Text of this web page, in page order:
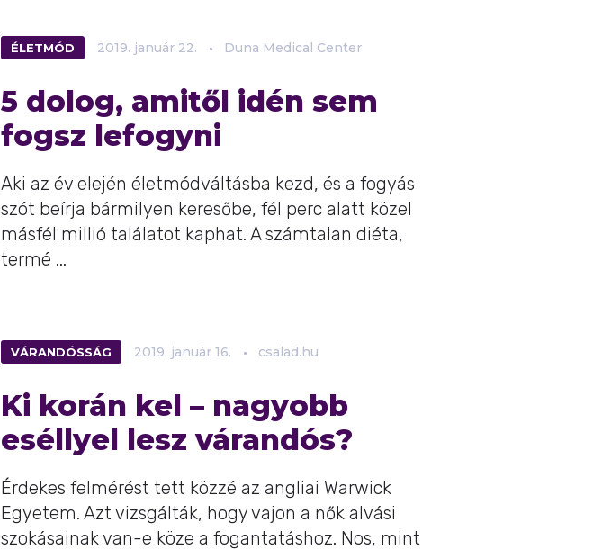
ÉLETMÓD 2019. január 22. Duna Medical Center
5 dolog, amitől idén sem
fogsz lefogyni
Aki az év elején életmódváltásba kezd, és a fogyás
szót beírja bármilyen keresőbe, fél perc alatt közel
másfél millió találatot kaphat. A számtalan diéta,
termé ...
VÁRANDÓSSÁG 2019. január 16. csalad.hu
Ki korán kel – nagyobb
eséllyel lesz várandós?
Érdekes felmérést tett közzé az angliai Warwick
Egyetem. Azt vizsgálták, hogy vajon a nők alvási
szokásainak van-e köze a fogantatáshoz. Nos, mint